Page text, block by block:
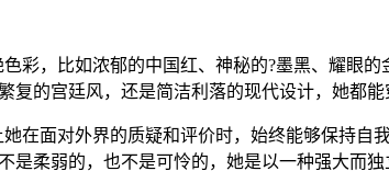
彩，比如浓郁的中国红、神秘的?墨黑、耀眼
的宫廷风，还是简洁利落的现代设计，她都能
在面对外界的质疑和评价时，始终能够保持自
柔弱的，也不是可怜的，她是以一种强大而独